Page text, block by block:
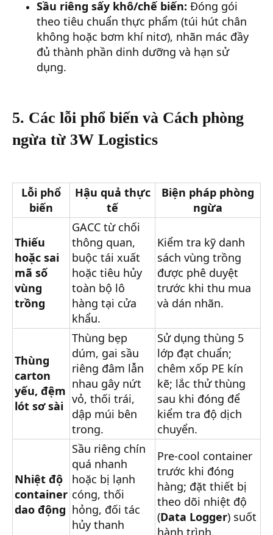
Sầu riêng sấy khô/chế biến: Đóng gói
theo tiêu chuẩn thực phẩm (túi hút chân
không hoặc bơm khí nitơ), nhãn mác đầy
đủ thành phần dinh dưỡng và hạn sử
dụng.
5. Các lỗi phổ biến và Cách phòng
ngừa từ 3W Logistics
Lỗi phổ
biến
Hậu quả thực
tế
Biện pháp phòng
ngừa
Thiếu
hoặc sai
mã số
vùng
trồng
GACC từ chối
thông quan,
buộc tái xuất
hoặc tiêu hủy
toàn bộ lô
hàng tại cửa
khẩu.
Kiểm tra kỹ danh
sách vùng trồng
được phê duyệt
trước khi thu mua
và dán nhãn.
Thùng
carton
yếu, đệm
lót sơ sài
Thùng bẹp
dúm, gai sầu
riêng đâm lẫn
nhau gây nứt
vỏ, thối trái,
dập múi bên
trong.
Sử dụng thùng 5
lớp đạt chuẩn;
chêm xốp PE kín
kẽ; lắc thử thùng
sau khi đóng để
kiểm tra độ dịch
chuyển.
Nhiệt độ
container
dao động
Sầu riêng chín
quá nhanh
hoặc bị lạnh
cóng, thối
hỏng, đối tác
hủy thanh
Pre-cool container
trước khi đóng
hàng; đặt thiết bị
theo dõi nhiệt độ
(Data Logger) suốt
hành trình.